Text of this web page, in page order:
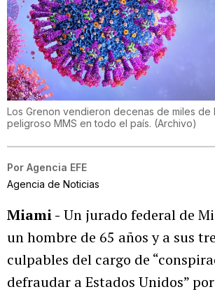
Los Grenon vendieron decenas de miles de
peligroso MMS en todo el país. (Archivo)
Por Agencia EFE
Agencia de Noticias
Miami - Un jurado federal de
un hombre de 65 años y a sus
culpables del cargo de
defraudar a Estados Unidos”